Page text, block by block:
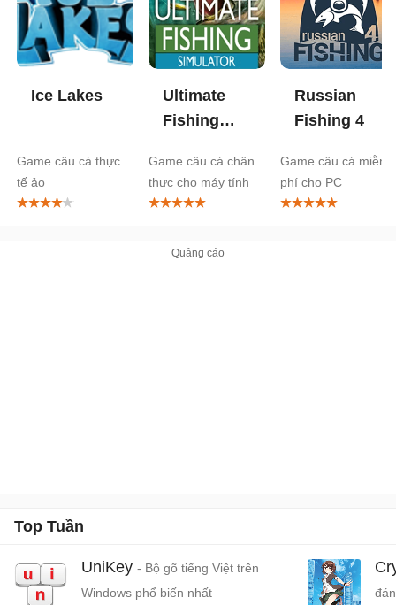
Ice Lakes
Game câu cá thực
tế ảo
Ultimate
Fishing
Game câu cá chân
thực cho máy tính
Russian
Fishing 4
Game câu cá miễn
phí cho PC
Top Tuần
UniKey - Bộ gõ tiếng Việt trên
Windows phổ biến nhất